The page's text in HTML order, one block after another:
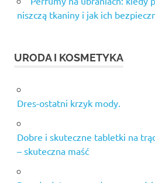
niszczą tkaniny i jak ich
URODA I KOSMETYKA
Dres-ostatni krzyk mody.
Dobre i skuteczne tabletki na
– skuteczna maść